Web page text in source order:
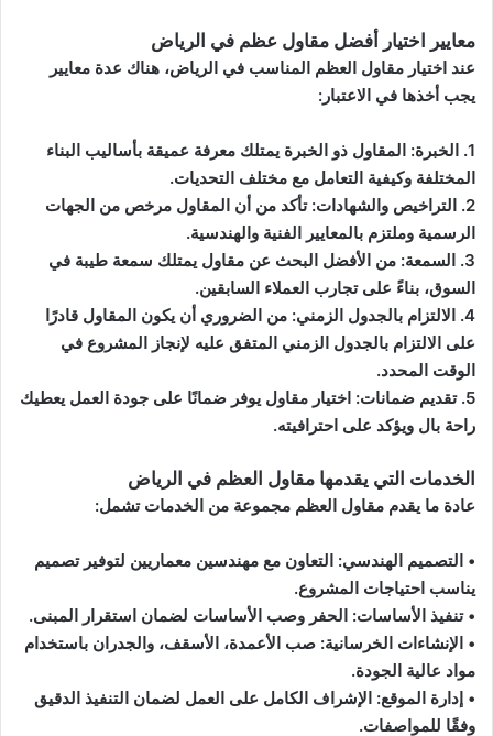
معايير اختيار أفضل مقاول عظم في الرياض
عند اختيار مقاول العظم المناسب في الرياض، هناك عدة معايير
يجب أخذها في الاعتبار:
1. الخبرة: المقاول ذو الخبرة يمتلك معرفة عميقة بأساليب البناء
المختلفة وكيفية التعامل مع مختلف التحديات.
2. التراخيص والشهادات: تأكد من أن المقاول مرخص من الجهات
الرسمية وملتزم بالمعايير الفنية والهندسية.
3. السمعة: من الأفضل البحث عن مقاول يمتلك سمعة طيبة في
السوق، بناءً على تجارب العملاء السابقين.
4. الالتزام بالجدول الزمني: من الضروري أن يكون المقاول قادرًا
على الالتزام بالجدول الزمني المتفق عليه لإنجاز المشروع في
الوقت المحدد.
5. تقديم ضمانات: اختيار مقاول يوفر ضمانًا على جودة العمل يعطيك
راحة بال ويؤكد على احترافيته.
الخدمات التي يقدمها مقاول العظم في الرياض
عادة ما يقدم مقاول العظم مجموعة من الخدمات تشمل:
• التصميم الهندسي: التعاون مع مهندسين معماريين لتوفير تصميم
يناسب احتياجات المشروع.
• تنفيذ الأساسات: الحفر وصب الأساسات لضمان استقرار المبنى.
• الإنشاءات الخرسانية: صب الأعمدة، الأسقف، والجدران باستخدام
مواد عالية الجودة.
• إدارة الموقع: الإشراف الكامل على العمل لضمان التنفيذ الدقيق
وفقًا للمواصفات.